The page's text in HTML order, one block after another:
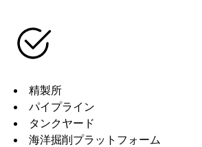
精製所
パイプライン
タンクヤード
海洋掘削プラットフォーム